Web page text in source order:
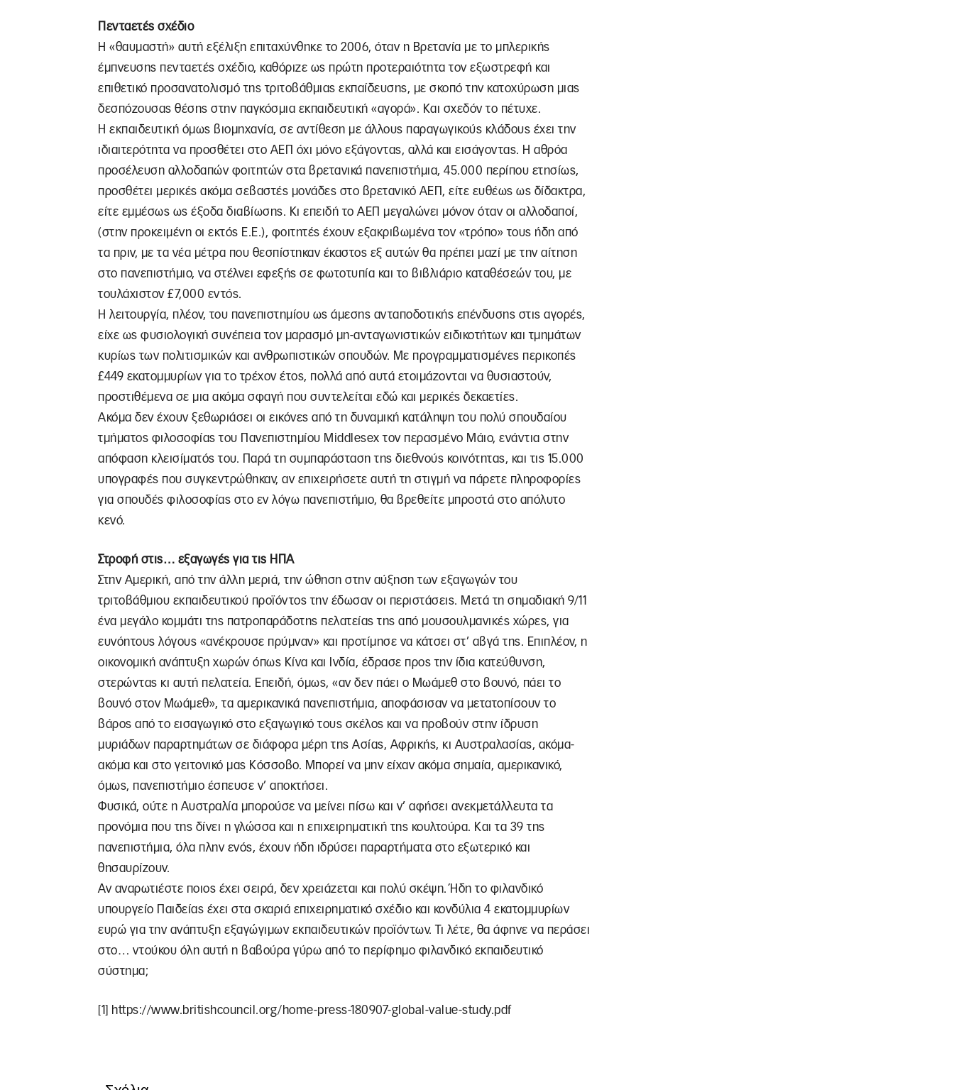
Πενταετές σχέδιο
Η «θαυμαστή» αυτή εξέλιξη επιταχύνθηκε το 2006, όταν η Βρετανία με το μπλερικής
έμπνευσης πενταετές σχέδιο, καθόριζε ως πρώτη προτεραιότητα τον εξωστρεφή και
επιθετικό προσανατολισμό της τριτοβάθμιας εκπαίδευσης, με σκοπό την κατοχύρωση μιας
δεσπόζουσας θέσης στην παγκόσμια εκπαιδευτική «αγορά». Και σχεδόν το πέτυχε.
Η εκπαιδευτική όμως βιομηχανία, σε αντίθεση με άλλους παραγωγικούς κλάδους έχει την
ιδιαιτερότητα να προσθέτει στο ΑΕΠ όχι μόνο εξάγοντας, αλλά και εισάγοντας. Η αθρόα
προσέλευση αλλοδαπών φοιτητών στα βρετανικά πανεπιστήμια, 45.000 περίπου ετησίως,
προσθέτει μερικές ακόμα σεβαστές μονάδες στο βρετανικό ΑΕΠ, είτε ευθέως ως δίδακτρα,
είτε εμμέσως ως έξοδα διαβίωσης. Κι επειδή το ΑΕΠ μεγαλώνει μόνον όταν οι αλλοδαποί,
(στην προκειμένη οι εκτός Ε.Ε.), φοιτητές έχουν εξακριβωμένα τον «τρόπο» τους ήδη από
τα πριν, με τα νέα μέτρα που θεσπίστηκαν έκαστος εξ αυτών θα πρέπει μαζί με την αίτηση
στο πανεπιστήμιο, να στέλνει εφεξής σε φωτοτυπία και το βιβλιάριο καταθέσεών του, με
τουλάχιστον £7,000 εντός.
Η λειτουργία, πλέον, του πανεπιστημίου ως άμεσης ανταποδοτικής επένδυσης στις αγορές,
είχε ως φυσιολογική συνέπεια τον μαρασμό μη-ανταγωνιστικών ειδικοτήτων και τμημάτων
κυρίως των πολιτισμικών και ανθρωπιστικών σπουδών. Με προγραμματισμένες περικοπές
£449 εκατομμυρίων για το τρέχον έτος, πολλά από αυτά ετοιμάζονται να θυσιαστούν,
προστιθέμενα σε μια ακόμα σφαγή που συντελείται εδώ και μερικές δεκαετίες.
Ακόμα δεν έχουν ξεθωριάσει οι εικόνες από τη δυναμική κατάληψη του πολύ σπουδαίου
τμήματος φιλοσοφίας του Πανεπιστημίου Middlesex τον περασμένο Μάιο, ενάντια στην
απόφαση κλεισίματός του. Παρά τη συμπαράσταση της διεθνούς κοινότητας, και τις 15.000
υπογραφές που συγκεντρώθηκαν, αν επιχειρήσετε αυτή τη στιγμή να πάρετε πληροφορίες
για σπουδές φιλοσοφίας στο εν λόγω πανεπιστήμιο, θα βρεθείτε μπροστά στο απόλυτο
κενό.
Στροφή στις… εξαγωγές για τις ΗΠΑ
Στην Αμερική, από την άλλη μεριά, την ώθηση στην αύξηση των εξαγωγών του
τριτοβάθμιου εκπαιδευτικού προϊόντος την έδωσαν οι περιστάσεις. Μετά τη σημαδιακή 9/11
ένα μεγάλο κομμάτι της πατροπαράδοτης πελατείας της από μουσουλμανικές χώρες, για
ευνόητους λόγους «ανέκρουσε πρύμναν» και προτίμησε να κάτσει στ’ αβγά της. Επιπλέον, η
οικονομική ανάπτυξη χωρών όπως Κίνα και Ινδία, έδρασε προς την ίδια κατεύθυνση,
στερώντας κι αυτή πελατεία. Επειδή, όμως, «αν δεν πάει ο Μωάμεθ στο βουνό, πάει το
βουνό στον Μωάμεθ», τα αμερικανικά πανεπιστήμια, αποφάσισαν να μετατοπίσουν το
βάρος από το εισαγωγικό στο εξαγωγικό τους σκέλος και να προβούν στην ίδρυση
μυριάδων παραρτημάτων σε διάφορα μέρη της Ασίας, Αφρικής, κι Αυστραλασίας, ακόμα-
ακόμα και στο γειτονικό μας Κόσσοβο. Μπορεί να μην είχαν ακόμα σημαία, αμερικανικό,
όμως, πανεπιστήμιο έσπευσε ν’ αποκτήσει.
Φυσικά, ούτε η Αυστραλία μπορούσε να μείνει πίσω και ν’ αφήσει ανεκμετάλλευτα τα
προνόμια που της δίνει η γλώσσα και η επιχειρηματική της κουλτούρα. Και τα 39 της
πανεπιστήμια, όλα πλην ενός, έχουν ήδη ιδρύσει παραρτήματα στο εξωτερικό και
θησαυρίζουν.
Αν αναρωτιέστε ποιος έχει σειρά, δεν χρειάζεται και πολύ σκέψη. Ήδη το φιλανδικό
υπουργείο Παιδείας έχει στα σκαριά επιχειρηματικό σχέδιο και κονδύλια 4 εκατομμυρίων
ευρώ για την ανάπτυξη εξαγώγιμων εκπαιδευτικών προϊόντων. Τι λέτε, θα άφηνε να περάσει
στο… ντούκου όλη αυτή η βαβούρα γύρω από το περίφημο φιλανδικό εκπαιδευτικό
σύστημα;
[1] https://www.britishcouncil.org/home-press-180907-global-value-study.pdf